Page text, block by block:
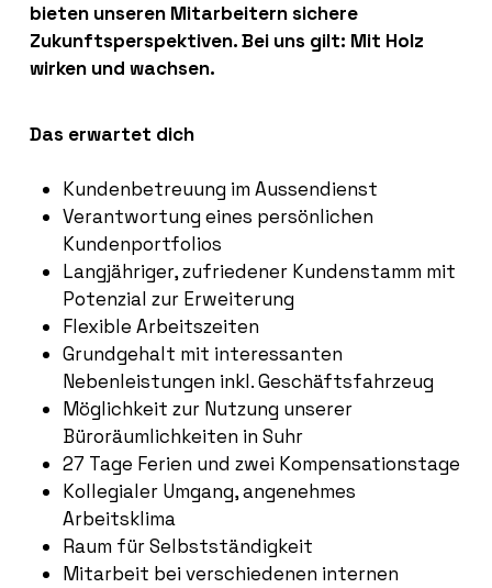
bieten unseren Mitarbeitern sichere
Zukunftsperspektiven. Bei uns gilt: Mit Holz
wirken und wachsen.
Das erwartet dich
Kundenbetreuung im Aussendienst
Verantwortung eines persönlichen
Kundenportfolios
Langjähriger, zufriedener Kundenstamm mit
Potenzial zur Erweiterung
Flexible Arbeitszeiten
Grundgehalt mit interessanten
Nebenleistungen inkl. Geschäftsfahrzeug
Möglichkeit zur Nutzung unserer
Büroräumlichkeiten in Suhr
27 Tage Ferien und zwei Kompensationstage
Kollegialer Umgang, angenehmes
Arbeitsklima
Raum für Selbstständigkeit
Mitarbeit bei verschiedenen internen